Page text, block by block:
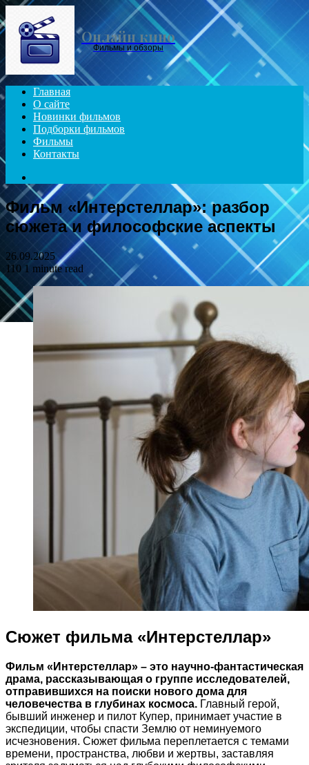
Menu
Онлайн кино
Фильмы и обзоры
Главная
О сайте
Новинки фильмов
Подборки фильмов
Фильмы
Контакты
for
Фильм «Интерстеллар»: разбор
сюжета и философские аспекты
26.09.2025
110 1 minute read
Сюжет фильма «Интерстеллар»
Фильм «Интерстеллар» – это научно-фантастическая
драма, рассказывающая о группе исследователей,
отправившихся на поиски нового дома для
человечества в глубинах космоса. Главный герой,
бывший инженер и пилот Купер, принимает участие в
экспедиции, чтобы спасти Землю от неминуемого
исчезновения. Сюжет фильма переплетается с темами
времени, пространства, любви и жертвы, заставляя